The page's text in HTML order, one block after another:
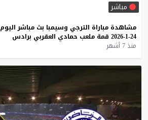
مباشر
مشاهدة مباراة الترجي وسيمبا بث مباشر اليوم
24-1-2026
قمة ملعب حمادي العقربي برادس
منذ 7 أشهر